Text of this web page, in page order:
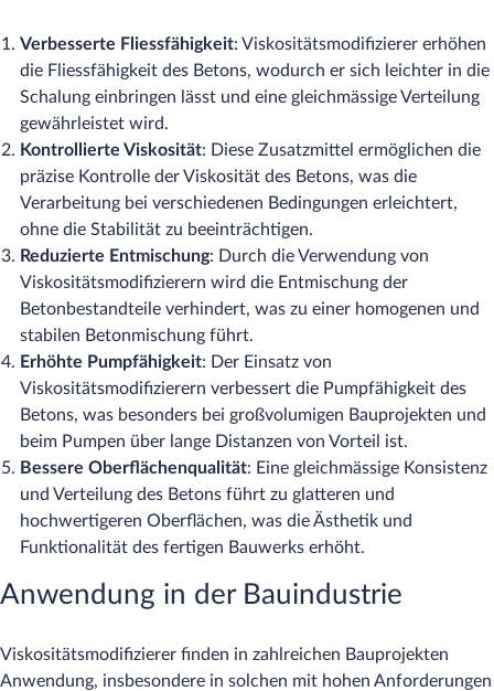
Verbesserte Fliessfähigkeit: Viskositätsmodifizierer erhöhen
die Fliessfähigkeit des Betons, wodurch er sich leichter in die
Schalung einbringen lässt und eine gleichmässige Verteilung
gewährleistet wird.
Kontrollierte Viskosität: Diese Zusatzmittel ermöglichen die
präzise Kontrolle der Viskosität des Betons, was die
Verarbeitung bei verschiedenen Bedingungen erleichtert,
ohne die Stabilität zu beeinträchtigen.
Reduzierte Entmischung: Durch die Verwendung von
Viskositätsmodifizierern wird die Entmischung der
Betonbestandteile verhindert, was zu einer homogenen und
stabilen Betonmischung führt.
Erhöhte Pumpfähigkeit: Der Einsatz von
Viskositätsmodifizierern verbessert die Pumpfähigkeit des
Betons, was besonders bei großvolumigen Bauprojekten und
beim Pumpen über lange Distanzen von Vorteil ist.
Bessere Oberflächenqualität: Eine gleichmässige Konsistenz
und Verteilung des Betons führt zu glatteren und
hochwertigeren Oberflächen, was die Ästhetik und
Funktionalität des fertigen Bauwerks erhöht.
Anwendung in der Bauindustrie
Viskositätsmodifizierer finden in zahlreichen Bauprojekten
Anwendung, insbesondere in solchen mit hohen Anforderungen